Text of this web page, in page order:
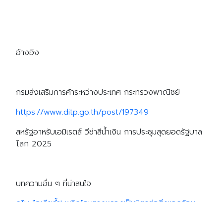
อ้างอิง
กรมส่งเสริมการค้าระหว่างประเทศ กระทรวงพาณิชย์
https://www.ditp.go.th/post/197349
สหรัฐอาหรับเอมิเรตส์ วีซ่าสีน้ำเงิน การประชุมสุดยอดรัฐบาล
โลก 2025
บทความอื่น ๆ ที่น่าสนใจ